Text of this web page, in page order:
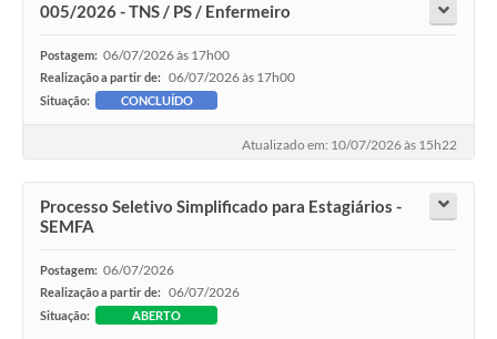
005/2026 - TNS / PS / Enfermeiro
Postagem: 06/07/2026 às 17h00
Realização a partir de: 06/07/2026 às 17h00
Situação: CONCLUÍDO
Atualizado em: 10/07/2026 às 15h22
Processo Seletivo Simplificado para Estagiários -
SEMFA
Postagem: 06/07/2026
Realização a partir de: 06/07/2026
Situação: ABERTO